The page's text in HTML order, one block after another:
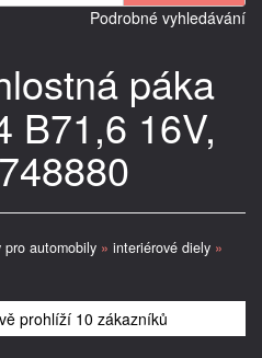
Podrobné vyhledávání
páka
B71,6 16V,
automobily » interiérové diely »
prohlíží 10 zákazníků